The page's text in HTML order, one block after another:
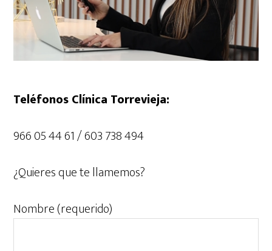
Teléfonos Clínica Torrevieja:
966 05 44 61 / 603 738 494
¿Quieres que te llamemos?
Nombre (requerido)